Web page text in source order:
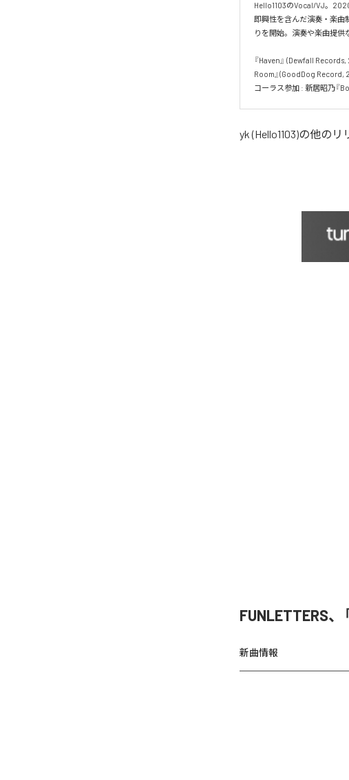
Hello1103のVocal/VJ。
即興性を含んだ演奏・楽
りを開始。演奏や楽曲提供
『Haven』 (Dewfall
Room』(GoodDog Record,
コーラス参加 : 新居昭乃『
yk (Hello1103)の他のリ
FUNLETTERS、
新曲情報